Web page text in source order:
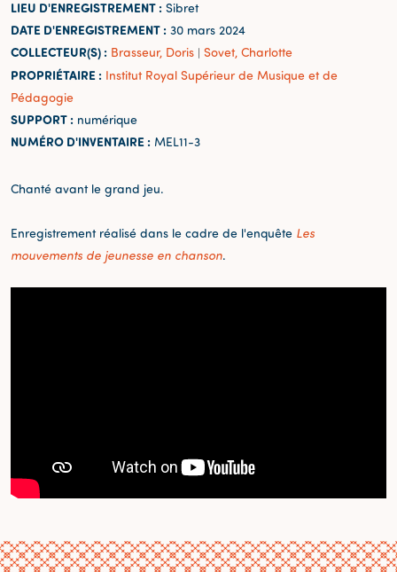
LIEU D'ENREGISTREMENT : Sibret
DATE D'ENREGISTREMENT : 30 mars 2024
COLLECTEUR(S) : Brasseur, Doris | Sovet, Charlotte
PROPRIÉTAIRE : Institut Royal Supérieur de Musique et de
Pédagogie
SUPPORT : numérique
NUMÉRO D'INVENTAIRE : MEL11-3
Chanté avant le grand jeu.
Enregistrement réalisé dans le cadre de l'enquête Les
mouvements de jeunesse en chanson.